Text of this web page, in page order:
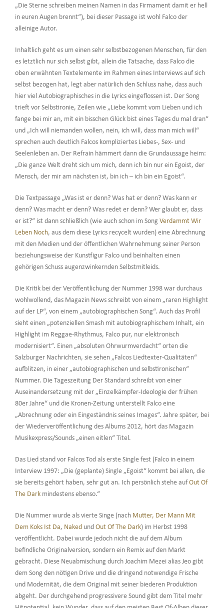
„Die Sterne schreiben meinen Namen in das Firmament damit er hell
in euren Augen brennt“), bei dieser Passage ist wohl Falco der
alleinige Autor.
Inhaltlich geht es um einen sehr selbstbezogenen Menschen, für den
es letztlich nur sich selbst gibt, allein die Tatsache, dass Falco die
oben erwähnten Textelemente im Rahmen eines Interviews auf sich
selbst bezogen hat, legt aber natürlich den Schluss nahe, dass auch
hier viel Autobiographisches in die Lyrics eingeflossen ist. Der Song
trieft vor Selbstironie, Zeilen wie „Liebe kommt vom Lieben und ich
fange bei mir an, mit ein bisschen Glück bist eines Tages du mal dran“
und „Ich will niemanden wollen, nein, ich will, dass man mich will“
sprechen auch deutlich Falcos kompliziertes Liebes-, Sex- und
Seelenleben an. Der Refrain hämmert dann die Grundaussage heim:
„Die ganze Welt dreht sich um mich, denn ich bin nur ein Egoist, der
Mensch, der mir am nächsten ist, bin ich – ich bin ein Egoist“.
Die Textpassage „Was ist er denn? Was hat er denn? Was kann er
denn? Was macht er denn? Was redet er denn? Wer glaubt er, dass
er ist?“ ist dann schließlich (wie auch schon im Song Verdammt Wir
Leben Noch, aus dem diese Lyrics recycelt wurden) eine Abrechnung
mit den Medien und der öffentlichen Wahrnehmung seiner Person
beziehungsweise der Kunstfigur Falco und beinhalten einen
gehörigen Schuss augenzwinkernden Selbstmitleids.
Die Kritik bei der Veröffentlichung der Nummer 1998 war durchaus
wohlwollend, das Magazin News schreibt von einem „raren Highlight
auf der LP“, von einem „autobiographischen Song“. Auch das Profil
sieht einen „potenziellen Smash mit autobiographischem Inhalt, ein
Highlight im Reggae-Rhythmus, Falco pur, nur elektronisch
modernisiert“. Einen „absoluten Ohrwurmverdacht“ orten die
Salzburger Nachrichten, sie sehen „Falcos Liedtexter-Qualitäten“
aufblitzen, in einer „autobiographischen und selbstironischen“
Nummer. Die Tageszeitung Der Standard schreibt von einer
Auseinandersetzung mit der „Einzelkämpfer-Ideologie der frühen
80er Jahre“ und die Kronen-Zeitung unterstellt Falco eine
„Abrechnung oder ein Eingeständnis seines Images“. Jahre später, bei
der Wiederveröffentlichung des Albums 2012, hört das Magazin
Musikexpress/Sounds „einen eitlen“ Titel.
Das Lied stand vor Falcos Tod als erste Single fest (Falco in einem
Interview 1997: „Die (geplante) Single „Egoist“ kommt bei allen, die
sie bereits gehört haben, sehr gut an. Ich persönlich stehe auf Out Of
The Darkmindestens ebenso.“
Die Nummer wurde als vierte Singe (nach Mutter, Der Mann Mit
Dem Koks Ist Da, Naked und Out Of The Dark) im Herbst 1998
veröffentlicht. Dabei wurde jedoch nicht die auf dem Album
befindliche Originalversion, sondern ein Remix auf den Markt
gebracht. Diese Neuabmischung durch Joachim Mezei alias Jeo gibt
dem Song den nötigen Drive und die dringend notwendige Frische
und Modernität, die dem Original mit seiner biederen Produktion
abgeht. Der durchgehend progressivere Sound gibt dem Titel mehr